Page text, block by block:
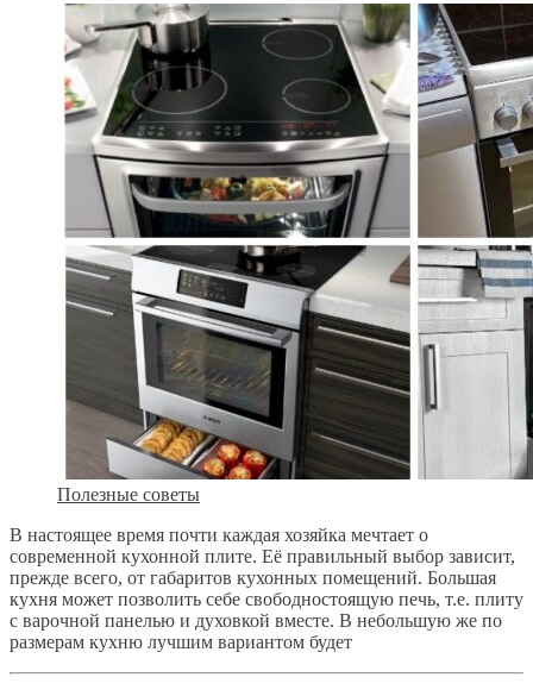
Полезные советы
В настоящее время почти каждая хозяйка мечтает о
современной кухонной плите. Её правильный выбор зависит,
прежде всего, от габаритов кухонных помещений. Большая
кухня может позволить себе свободностоящую печь, т.е. плиту
с варочной панелью и духовкой вместе. В небольшую же по
размерам кухню лучшим вариантом будет